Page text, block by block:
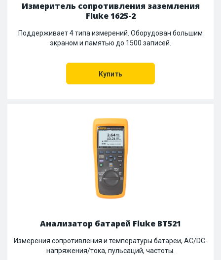
Измеритель сопротивления заземления
Fluke 1625-2
Поддерживает 4 типа измерений. Оборудован большим
экраном и памятью до 1500 записей.
Купить
Анализатор батарей Fluke BT521
Измерения сопротивления и температуры батареи, AC/DC-
напряжения/тока, пульсаций, частоты.